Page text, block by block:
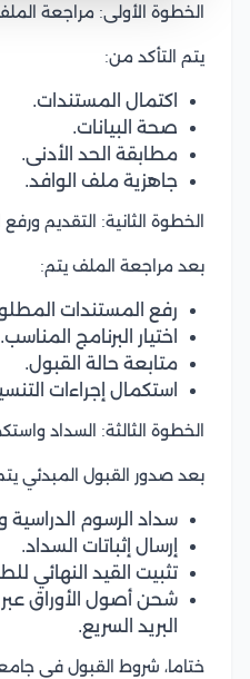
الخطوة الأولى: مراجعة
يتم التأكد من:
اكتمال المستندات.
صحة البيانات.
مطابقة الحد الأدنى.
جاهزية ملف الوافد.
الخطوة الثانية: التقديم ورفع
بعد مراجعة الملف يتم:
رفع المستندات
اختيار البرنامج المناسب.
متابعة حالة القبول.
استكمال إجراءات
الخطوة الثالثة: السداد
بعد صدور القبول المبدئي
سداد الرسوم الدراسية
إرسال إثباتات السداد.
تثبيت القيد النهائي
البريد السريع.
ختاما، شروط القبول في